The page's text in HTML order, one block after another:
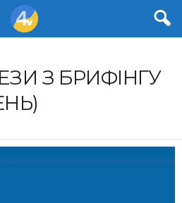
З БРИФІНГУ